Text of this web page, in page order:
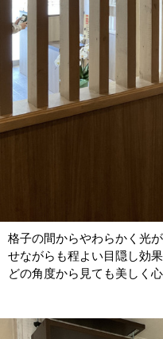
格子の間からやわらかく光
せながらも程よい目隠し効果
どの角度から見ても美しく